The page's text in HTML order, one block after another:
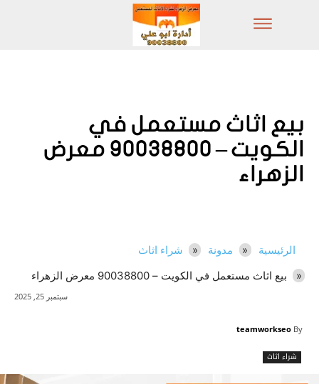
بيع اثاث مستعمل في
الكويت – 90038800 معرض
الزهراء
الرئيسية مدونة
شراء اثاث
بيع اثاث مستعمل في الكويت – 90038800 معرض الزهراء
سبتمبر 25, 2025
By
teamworkseo
شراء اثاث